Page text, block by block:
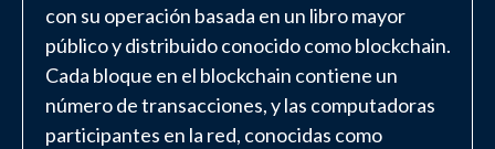
con su operación basada en un libro mayor
público y distribuido conocido como blockchain.
Cada bloque en el blockchain contiene un
número de transacciones, y las computadoras
participantes en la red, conocidas como